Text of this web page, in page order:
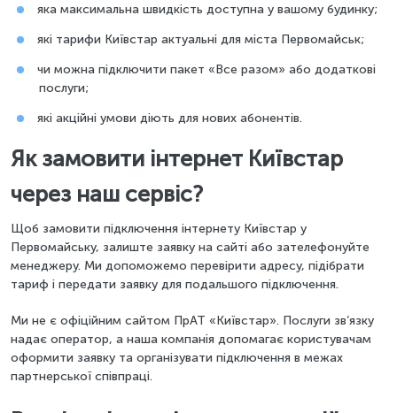
яка максимальна швидкість доступна у вашому будинку;
які тарифи Київстар актуальні для міста Первомайськ;
чи можна підключити пакет «Все разом» або додаткові
послуги;
які акційні умови діють для нових абонентів.
Як замовити інтернет Київстар
через наш сервіс?
Щоб замовити підключення інтернету Київстар у
Первомайську, залиште заявку на сайті або зателефонуйте
менеджеру. Ми допоможемо перевірити адресу, підібрати
тариф і передати заявку для подальшого підключення.
Ми не є офіційним сайтом ПрАТ «Київстар». Послуги зв’язку
надає оператор, а наша компанія допомагає користувачам
оформити заявку та організувати підключення в межах
партнерської співпраці.